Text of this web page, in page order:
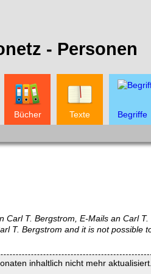
- Personen
Bücher Texte Begriffe
Carl T. Bergstrom, E-Mails an Carl
T. Bergstrom and it is not possible
inhaltlich nicht mehr